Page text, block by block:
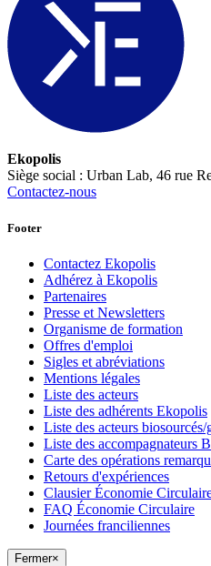
Ekopolis
Siège social : Urban Lab, 46 rue
Contactez-nous
Footer
Contactez Ekopolis
Adhérez à Ekopolis
Partenaires
Presse et Newsletters
Organisme de formation
Offres d'emploi
Sigles et abréviations
Mentions légales
Liste des acteurs
Liste des adhérents Ekopolis
Liste des acteurs biosourcés/
Liste des accompagnateurs
Carte des opérations
Retours d'expériences
Clausier Économie
FAQ Économie Circulaire
Journées franciliennes
Fermer×